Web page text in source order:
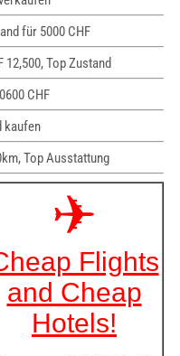
für 5000 CHF
12,500, Top Zustand
CHF
kaufen
Top Ausstattung